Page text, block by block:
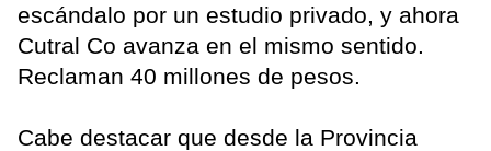
escándalo por un estudio privado, y ahora
Cutral Co avanza en el mismo sentido.
Reclaman 40 millones de pesos.
Cabe destacar que desde la Provincia